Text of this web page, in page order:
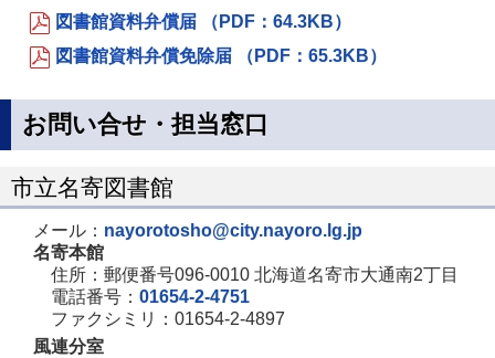
図書館資料弁償届 （PDF：64.3KB）
図書館資料弁償免除届 （PDF：65.3KB）
お問い合せ・担当窓口
市立名寄図書館
メール： nayorotosho@city.nayoro.lg.jp
名寄本館
住所：郵便番号096-0010 北海道名寄市大通南2丁目
電話番号： 01654-2-4751
ファクシミリ：01654-2-4897
風連分室